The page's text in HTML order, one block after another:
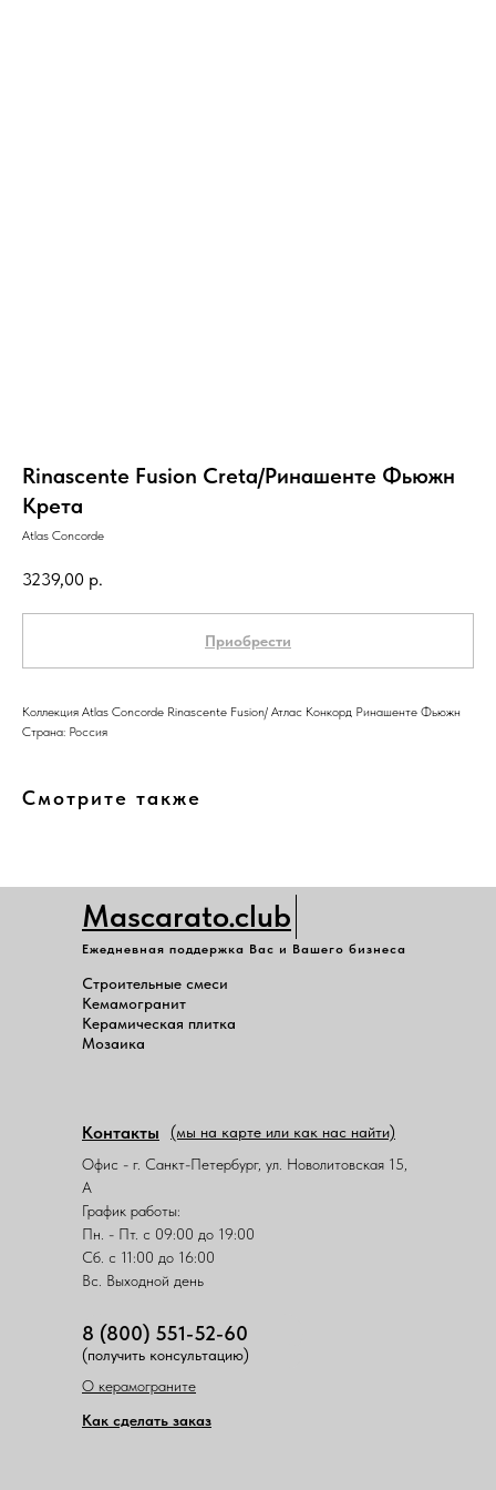
Rinascente Fusion Creta/Ринашенте Фьюжн
Крета
Atlas Concorde
3239,00 р.
Приобрести
Коллекция Atlas Concorde Rinascente Fusion/ Атлас Конкорд Ринашенте Фьюжн
Страна: Россия
Смотрите также
Ежедневная поддержка Вас и Вашего бизнеса
Mascarato.club
Строительные смеси
Кемамогранит
Керамическая плитка
Мозаика
Контакты
Офис - г. Санкт-Петербург, ул. Новолитовская 15,
А
График работы:
Пн. - Пт. с 09:00 до 19:00
Сб. с 11:00 до 16:00
Вс. Выходной день
8 (800) 551-52-60
(мы на карте или как нас найти)
(получить консультацию)
О керамограните
Как сделать заказ